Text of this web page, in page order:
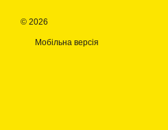
© 2026
Мобільна версія